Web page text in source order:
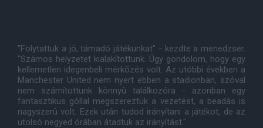
"Folytattuk a jó, támadó játékunkat" - kezdte a menedzser.
"Számos helyzetet kialakítottunk. Úgy gondolom, hogy egy
kellemetlen idegenbeli mérkõzés volt. Az utóbbi években a
Manchester United nem nyert ebben a stadionban, szóval
nem számítottunk könnyû találkozóra - azonban egy
fantasztikus góllal megszereztük a vezetést, a beadás is
nagyszerû volt. Ezek után tudod irányítani a játékot, de az
utolsó negyed órában átadtuk az irányítást."